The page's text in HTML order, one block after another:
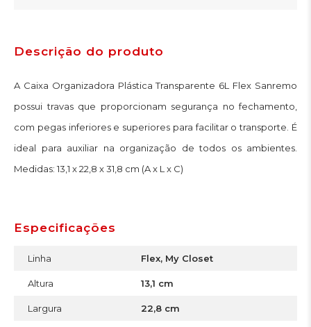
Descrição do produto
A Caixa Organizadora Plástica Transparente 6L Flex Sanremo
possui travas que proporcionam segurança no fechamento,
com pegas inferiores e superiores para facilitar o transporte. É
ideal para auxiliar na organização de todos os ambientes.
Medidas: 13,1 x 22,8 x 31,8 cm (A x L x C)
Especificações
Linha Flex, My Closet
Altura 13,1 cm
Largura 22,8 cm